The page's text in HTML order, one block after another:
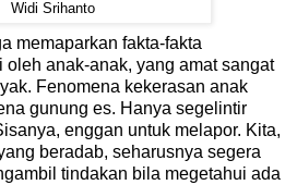
Widi Srihanto
memaparkan fakta-fakta
oleh anak-anak, yang amat sangat
Fenomena kekerasan anak
gunung es. Hanya segelintir
enggan untuk melapor. Kita,
beradab, seharusnya segera
tindakan bila megetahui ada